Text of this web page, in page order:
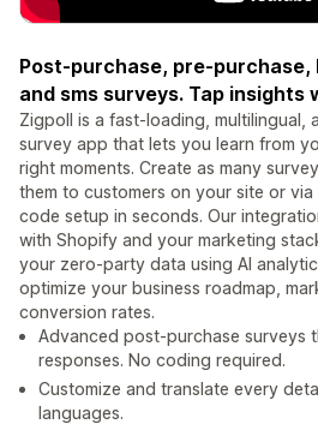
Post-purchase, pre-purchase,
and sms surveys. Tap insights
Zigpoll is a fast-loading, multilingual,
survey app that lets you learn from
right moments. Create as many
them to customers on your site or via
code setup in seconds. Our
with Shopify and your marketing
your zero-party data using AI
optimize your business roadmap,
conversion rates.
Advanced post-purchase surveys
responses. No coding required.
Customize and translate every
languages.